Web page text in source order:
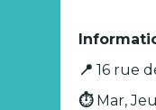
📍 16 rue
⏱️Mar,